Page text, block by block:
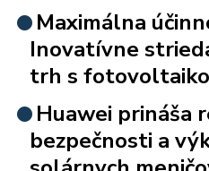
Maximálna
Inovatívne
trh s
Huawei prináša
bezpečnosti a